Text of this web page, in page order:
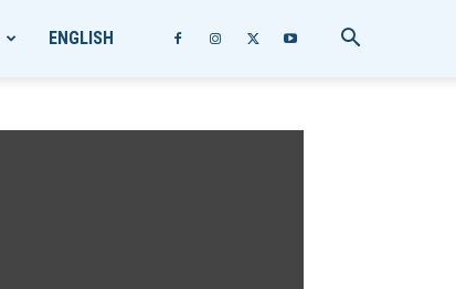
ENGLISH